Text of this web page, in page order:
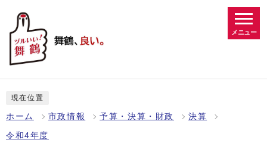
メニュー
現在位置
ホーム 市政情報 予算・決算・財政 決算
令和4年度